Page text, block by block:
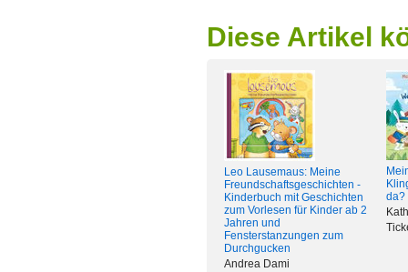
Diese Artikel
Leo Lausemaus: Meine
Freundschaftsgeschichten -
Kinderbuch mit Geschichten
zum Vorlesen für Kinder ab 2
Jahren und
Fensterstanzungen zum
Durchgucken
Andrea Dami
da?